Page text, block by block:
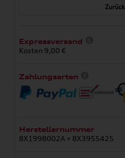
Zurück
Expressversand
Kosten 9,00 €
Zahlungsarten
Herstellernummer
8X1998002A + 8X3955425